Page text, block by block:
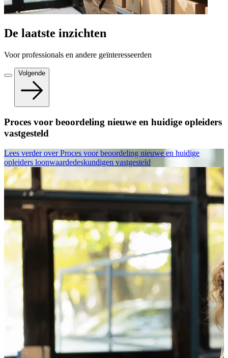
De laatste inzichten
Voor professionals en andere geïnteresseerden
Volgende
Proces voor beoordeling nieuwe en huidige opleiders
vastgesteld
Lees verderover Proces voor beoordeling nieuwe en huidige
opleiders loonwaardedeskundigen vastgesteld